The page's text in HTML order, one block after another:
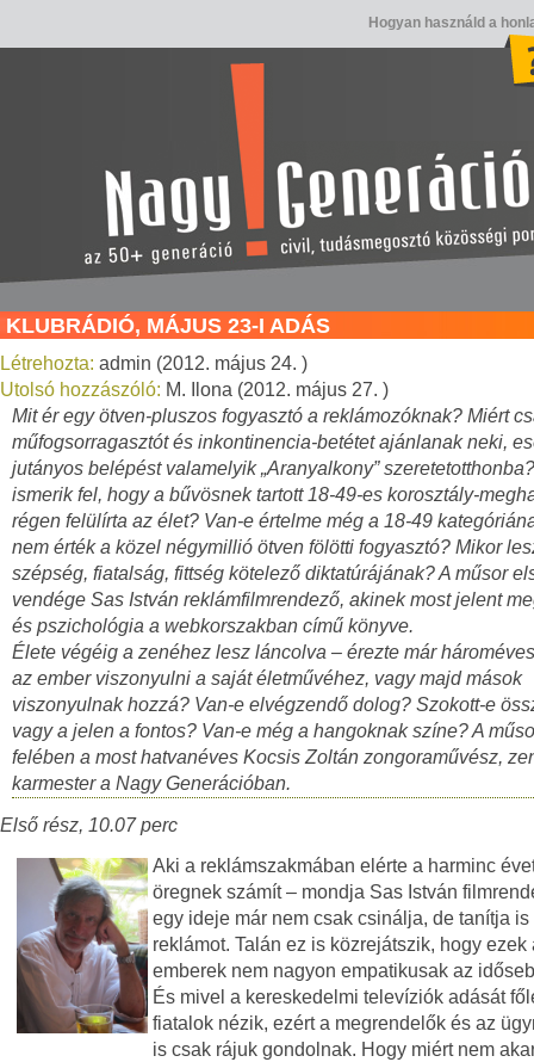
Hogyan használd a
KLUBRÁDIÓ, MÁJUS 23-I ADÁS
Létrehozta: admin (2012. május 24. )
Utolsó hozzászóló: M. Ilona (2012. május 27. )
Mit ér egy ötven-pluszos fogyasztó a reklámozóknak? Miért
műfogsorragasztót és inkontinencia-betétet ajánlanak neki,
jutányos belépést valamelyik „Aranyalkony”
ismerik fel, hogy a bűvösnek tartott 18-49-es korosztály-
régen felülírta az élet? Van-e értelme még a 18-49
nem érték a közel négymillió ötven fölötti fogyasztó? Mikor
szépség, fiatalság, fittség kötelező diktatúrájának? A műsor
vendége Sas István reklámfilmrendező, akinek most jelent
és pszichológia a webkorszakban című könyve.
Élete végéig a zenéhez lesz láncolva – érezte már
az ember viszonyulni a saját életművéhez, vagy majd mások
viszonyulnak hozzá? Van-e elvégzendő dolog? Szokott-e
vagy a jelen a fontos? Van-e még a hangoknak színe? A
felében a most hatvanéves Kocsis Zoltán zongoraművész,
karmester a Nagy Generációban.
Első rész, 10.07 perc
Aki a reklámszakmában elérte a harminc
öregnek számít – mondja Sas István
egy ideje már nem csak csinálja, de tanítja is
reklámot. Talán ez is közrejátszik, hogy ezek
emberek nem nagyon empatikusak az
És mivel a kereskedelmi televíziók adását
fiatalok nézik, ezért a megrendelők és az
is csak rájuk gondolnak. Hogy miért nem